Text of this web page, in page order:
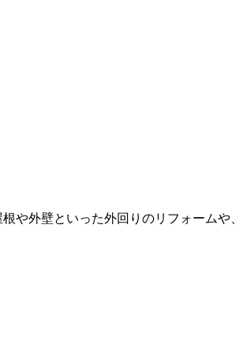
や外壁といった外回りのリフォームや